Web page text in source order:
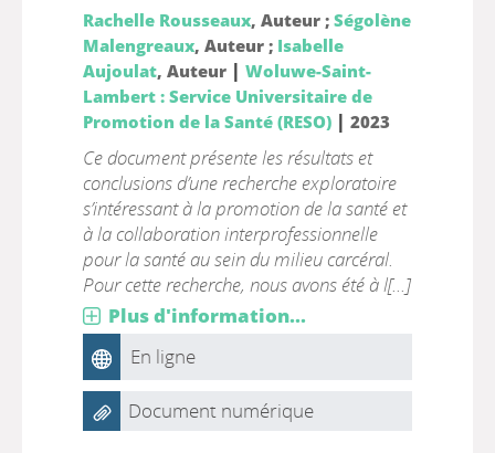
Rachelle Rousseaux, Auteur ; Ségolène
Malengreaux, Auteur ; Isabelle
Aujoulat, Auteur | Woluwe-Saint-
Lambert : Service Universitaire de
Promotion de la Santé (RESO)| 2023
Ce document présente les résultats et
conclusions d’une recherche exploratoire
s’intéressant à la promotion de la santé et
à la collaboration interprofessionnelle
pour la santé au sein du milieu carcéral.
Pour cette recherche, nous avons été à l[...]
Plus d'information...
En ligne
Document numérique